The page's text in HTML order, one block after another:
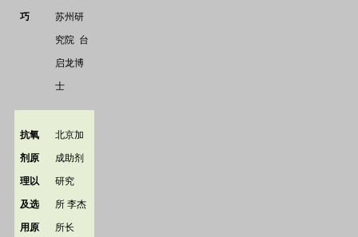
巧 苏州研
究院 台
启龙博
士
抗氧
剂原
理以
及选
用原
北京加
成助剂
研究
所 李杰
所长